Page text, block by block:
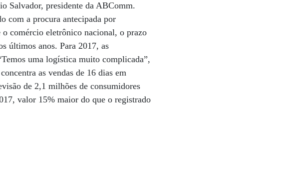
Salvador, presidente da ABComm.
com a procura antecipada por
o comércio eletrônico nacional, o prazo
últimos anos. Para 2017, as
uma logística muito complicada”,
as vendas de 16 dias em
de 2,1 milhões de consumidores
valor 15% maior do que o registrado